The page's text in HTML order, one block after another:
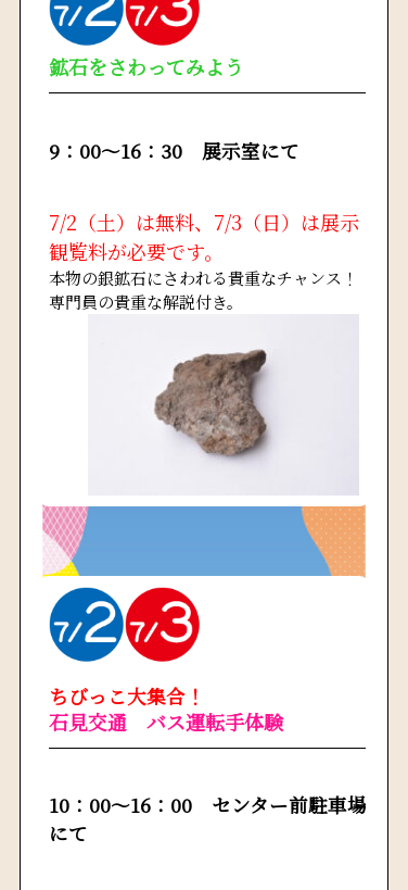
鉱石をさわってみよう
9：00～16：30 展示室にて
7/2（土）は無料、7/3（日）は展示
観覧料が必要です。
本物の銀鉱石にさわれる貴重なチャンス！
専門員の貴重な解説付き。
ちびっこ大集合！
石見交通 バス運転手体験
10：00～16：00 センター前駐車場
にて